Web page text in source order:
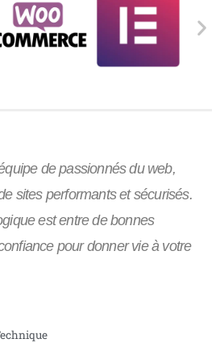
de passionnés du web,
sites performants et sécurisés.
est entre de bonnes
pour donner vie à votre